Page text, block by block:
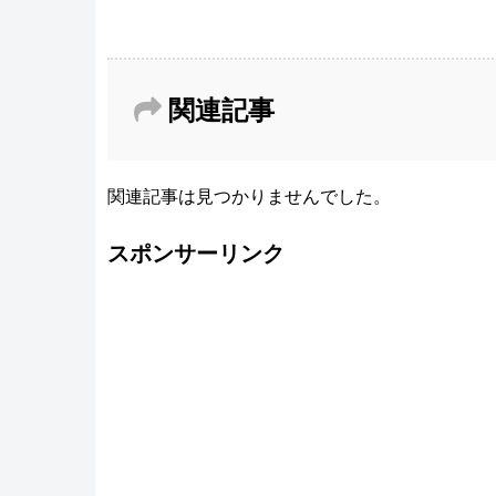
関連記事
関連記事は見つかりませんでした。
スポンサーリンク